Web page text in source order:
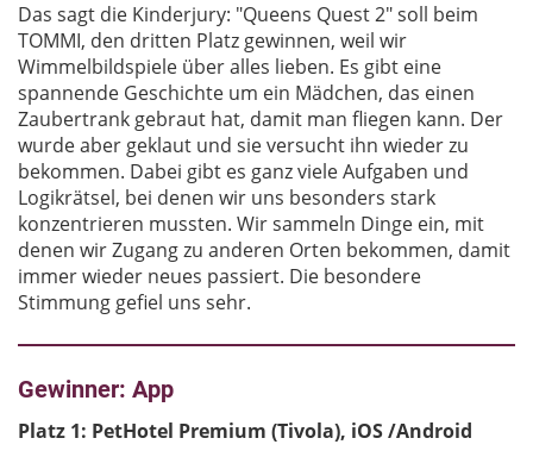
Das sagt die Kinderjury: "Queens Quest 2" soll beim
TOMMI, den dritten Platz gewinnen, weil wir
Wimmelbildspiele über alles lieben. Es gibt eine
spannende Geschichte um ein Mädchen, das einen
Zaubertrank gebraut hat, damit man fliegen kann. Der
wurde aber geklaut und sie versucht ihn wieder zu
bekommen. Dabei gibt es ganz viele Aufgaben und
Logikrätsel, bei denen wir uns besonders stark
konzentrieren mussten. Wir sammeln Dinge ein, mit
denen wir Zugang zu anderen Orten bekommen, damit
immer wieder neues passiert. Die besondere
Stimmung gefiel uns sehr.
Gewinner: App
Platz 1: PetHotel Premium (Tivola), iOS /Android